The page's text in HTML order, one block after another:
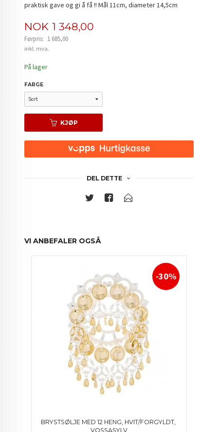
praktisk gave og gi å få !! Mål 11cm, diameter 14,5cm
Tilbud
NOK 1 348,00
Førpris: 1 685,00
Rabatt
inkl. mva.
På lager
FARGE
KJØP
DEL DETTE
VI ANBEFALER OGSÅ
BRYSTSØLJE MED 12 HENG, HVIT/FORGYLDT,
VOSSASYLV
-30%